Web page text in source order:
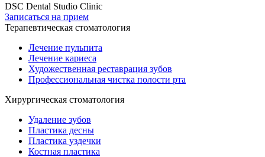
DSC Dental Studio Clinic
Записаться на прием
Терапевтическая стоматология
Лечение пульпита
Лечение кариеса
Художественная реставрация зубов
Профессиональная чистка полости рта
Хирургическая стоматология
Удаление зубов
Пластика десны
Пластика уздечки
Костная пластика